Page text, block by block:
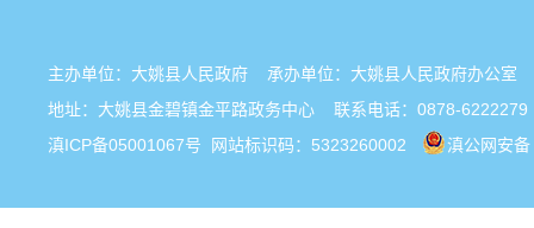
主办单位：大姚县人民政府 承办单位：大姚县人民政府办公
地址：大姚县金碧镇金平路政务中心 联系电话：0878-6222279
滇ICP备05001067号 网站标识码：5323260002 滇公网安